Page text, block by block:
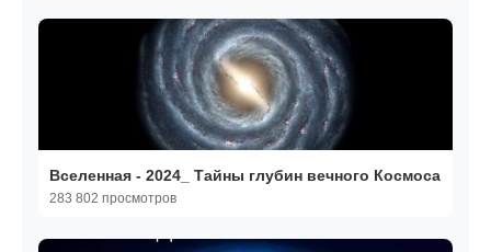
Вселенная - 2024_ Тайны глубин вечного Космоса
283 802 просмотров